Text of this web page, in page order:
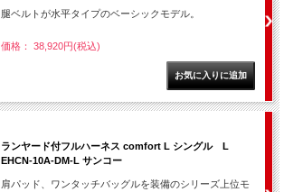
腿ベルトが水平タイプのベーシックモデル。
価格： 38,920円(税込)
ランヤード付フルハーネス comfort L シングル L
EHCN-10A-DM-L サンコー
肩パッド、ワンタッチバッグルを装備のシリーズ上位モ